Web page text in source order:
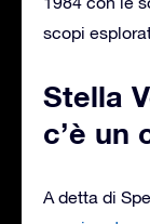
scopi
Stella
c’è un
A detta di